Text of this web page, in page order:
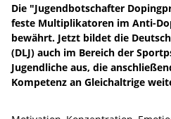
Die "Jugendbotschafter
feste Multiplikatoren im Anti-
bewährt. Jetzt bildet die
(DLJ) auch im Bereich der
Jugendliche aus, die
Kompetenz an Gleichaltrige